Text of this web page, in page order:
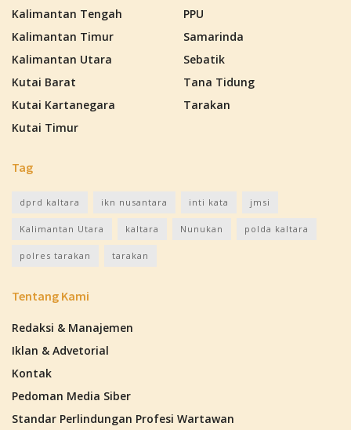
Kalimantan Tengah
Kalimantan Timur
Kalimantan Utara
Kutai Barat
Kutai Kartanegara
Kutai Timur
PPU
Samarinda
Sebatik
Tana Tidung
Tarakan
Tag
dprd kaltara ikn nusantara inti kata jmsi
Kalimantan Utara kaltara Nunukan polda kaltara
polres tarakan tarakan
Tentang Kami
Redaksi & Manajemen
Iklan & Advetorial
Kontak
Pedoman Media Siber
Standar Perlindungan Profesi Wartawan